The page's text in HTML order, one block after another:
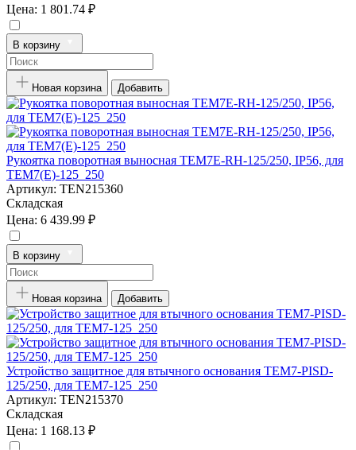
Цена: 1 801.74 ₽
В корзину
Новая корзина Добавить
Рукоятка поворотная выносная TEM7E-RH-125/250, IP56, для
TEM7(E)-125_250
Артикул: TEN215360
Складская
Цена: 6 439.99 ₽
В корзину
Новая корзина Добавить
Устройство защитное для втычного основания TEM7-PISD-
125/250, для TEM7-125_250
Артикул: TEN215370
Складская
Цена: 1 168.13 ₽